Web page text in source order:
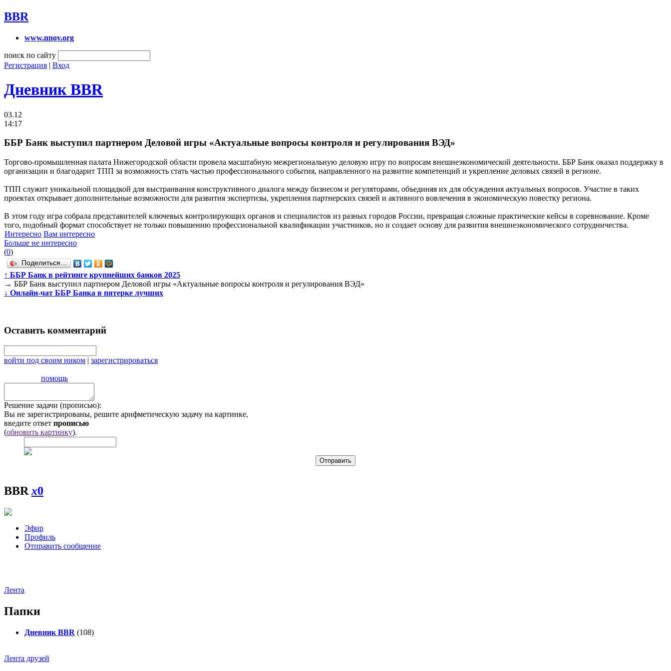
BBR
www.nnov.org
поиск по сайту
Регистрация | Вход
Дневник BBR
03.12
14:17
ББР Банк выступил партнером Деловой игры «Актуальные вопросы контроля и регулирования ВЭД»
Торгово-промышленная палата Нижегородской области провела масштабную межрегиональную деловую игру по вопросам внешнеэкономической деятельности. ББР Банк оказал поддержку в
организации и благодарит ТПП за возможность стать частью профессионального события, направленного на развитие компетенций и укрепление деловых связей в регионе.
ТПП служит уникальной площадкой для выстраивания конструктивного диалога между бизнесом и регуляторами, объединяя их для обсуждения актуальных вопросов. Участие в таких
проектах открывает дополнительные возможности для развития экспертизы, укрепления партнерских связей и активного вовлечения в экономическую повестку региона.
В этом году игра собрала представителей ключевых контролирующих органов и специалистов из разных городов России, превращая сложные практические кейсы в соревнование. Кроме
того, подобный формат способствует не только повышению профессиональной квалификации участников, но и создает основу для развития внешнеэкономического сотрудничества.
Интересно Вам интересно
Больше не интересно
(0)
Поделиться…
↑ ББР Банк в рейтинге крупнейших банков 2025
→ ББР Банк выступил партнером Деловой игры «Актуальные вопросы контроля и регулирования ВЭД»
↓ Онлайн-чат ББР Банка в пятерке лучших
Оставить комментарий
войти под своим ником | зарегистрироваться
помощь
Решение задачи (прописью):
Вы не зарегистрированы, решите арифметическую задачу на картинке,
введите ответ прописью
(обновить картинку).
BBRx0
Эфир
Профиль
Отправить сообщение
Лента
Папки
Дневник BBR (108)
Лента друзей